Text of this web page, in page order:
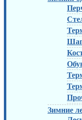
Зимние